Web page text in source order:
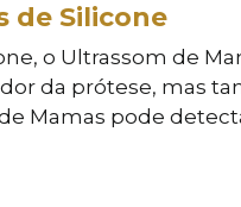
de Silicone
o Ultrassom de
da prótese, mas
Mamas pode